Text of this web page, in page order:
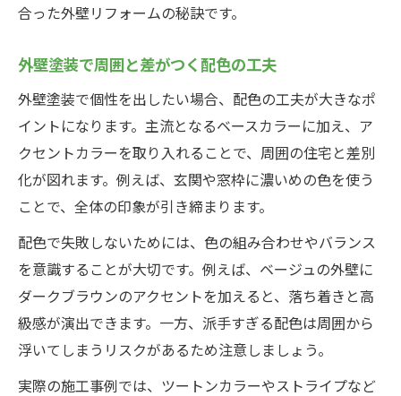
合った外壁リフォームの秘訣です。
外壁塗装で周囲と差がつく配色の工夫
外壁塗装で個性を出したい場合、配色の工夫が大きなポ
イントになります。主流となるベースカラーに加え、ア
クセントカラーを取り入れることで、周囲の住宅と差別
化が図れます。例えば、玄関や窓枠に濃いめの色を使う
ことで、全体の印象が引き締まります。
配色で失敗しないためには、色の組み合わせやバランス
を意識することが大切です。例えば、ベージュの外壁に
ダークブラウンのアクセントを加えると、落ち着きと高
級感が演出できます。一方、派手すぎる配色は周囲から
浮いてしまうリスクがあるため注意しましょう。
実際の施工事例では、ツートンカラーやストライプなど